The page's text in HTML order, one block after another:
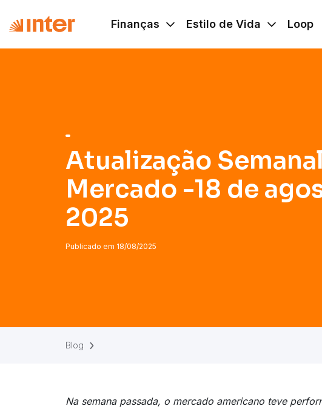
Finanças Estilo de Vida Loop
Atualização
Mercado -18 de
2025
Publicado em 18/08/2025
Blog
Na semana passada, o mercado americano teve